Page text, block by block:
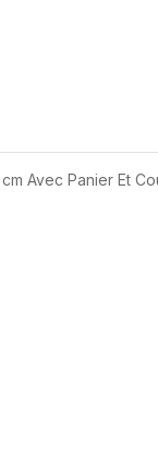
Avec Panier Et